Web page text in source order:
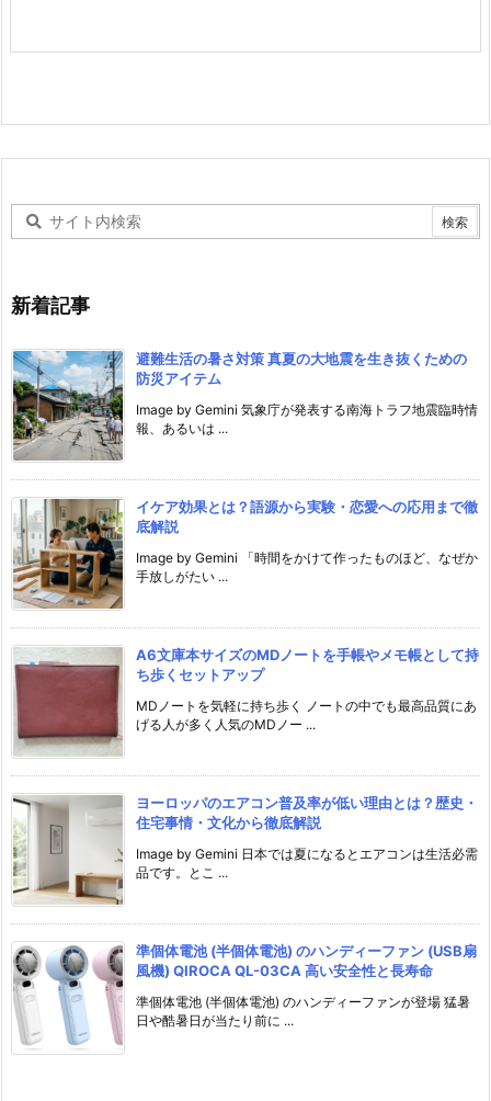
新着記事
避難生活の暑さ対策 真夏の大地震を生き抜くための
防災アイテム
Image by Gemini 気象庁が発表する南海トラフ地震臨時情
報、あるいは ...
イケア効果とは？語源から実験・恋愛への応用まで徹
底解説
Image by Gemini 「時間をかけて作ったものほど、なぜか
手放しがたい ...
A6文庫本サイズのMDノートを手帳やメモ帳として持
ち歩くセットアップ
MDノートを気軽に持ち歩く ノートの中でも最高品質にあ
げる人が多く人気のMDノー ...
ヨーロッパのエアコン普及率が低い理由とは？歴史・
住宅事情・文化から徹底解説
Image by Gemini 日本では夏になるとエアコンは生活必需
品です。とこ ...
準個体電池 (半個体電池) のハンディーファン (USB扇
風機) QIROCA QL-03CA 高い安全性と長寿命
準個体電池 (半個体電池) のハンディーファンが登場 猛暑
日や酷暑日が当たり前に ...